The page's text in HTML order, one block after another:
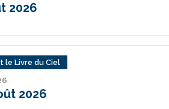
2026
le Livre du Ciel
2026